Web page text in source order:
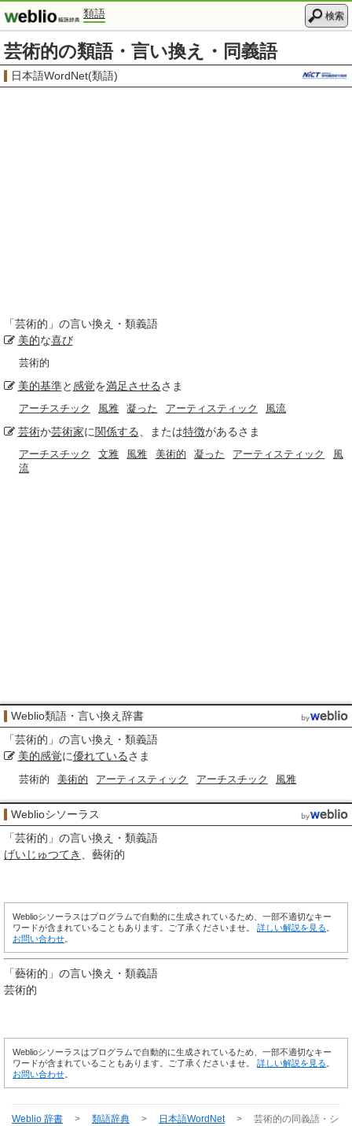
類語 検索
芸術的の類語・言い換え・同義語
日本語WordNet(類語)
「芸術的 」の言い換え・類義語
美的な喜び
芸術的
美的基準と感覚を満足させるさま
アーチスチック 風雅 凝った アーティスティック 風流
芸術か芸術家に関係する 、または特徴があるさま
アーチスチック 文雅 風雅 美術的 凝った アーティスティック
風
流
Weblio類語・言い換え辞書
「芸術的 」の言い換え・類義語
美的感覚に優れているさま
芸術的 美術的 アーティスティック アーチスチック 風雅
Weblioシソーラス
「芸術的 」の言い換え・類義語
げいじゅつてき
藝術的
Weblioシソーラスはプログラムで自動的に生成されているため、一部不適切なキー
ワードが含まれていることもあります。ご了承くださいませ。 詳しい解説を見る
お問い合わせ
「藝術的 」の言い換え・類義語
芸術的
Weblioシソーラスはプログラムで自動的に生成されているため、一部不適切なキー
ワードが含まれていることもあります。ご了承くださいませ。 詳しい解説を見る
お問い合わせ
Weblio 辞書 > 類語辞典 > 日本語WordNet > 芸術的の同義語・シ